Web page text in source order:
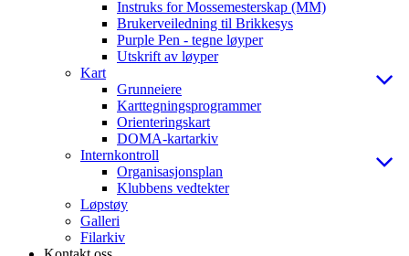
Instruks for Mossemesterskap (MM)
Brukerveiledning til Brikkesys
Purple Pen - tegne løyper
Utskrift av løyper
Kart
Grunneiere
Karttegningsprogrammer
Orienteringskart
DOMA-kartarkiv
Internkontroll
Organisasjonsplan
Klubbens vedtekter
Løpstøy
Galleri
Filarkiv